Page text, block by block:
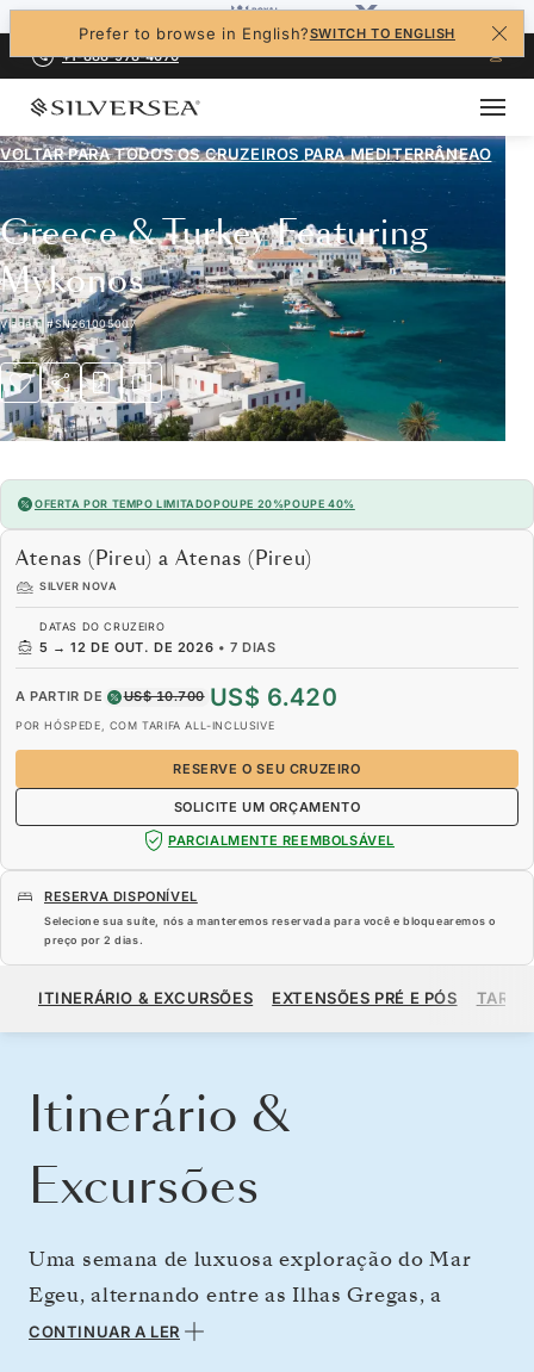
Prefer to browse in English?SWITCH TO ENGLISH
+1-888-978-4070
VOLTAR PARA TODOS OS CRUZEIROS PARAMEDITERRÂNEAO
Greece & Turkey Featuring
Mykonos
Viagem #SN261005007
OFERTA POR TEMPO LIMITADOPOUPE 20%POUPE 40%
Atenas (Pireu) a Atenas (Pireu)
SILVER NOVA
DATAS DO CRUZEIRO
5 → 12 DE OUT. DE 2026 •7 DIAS
A PARTIR DE US$ 10.700 US$ 6.420
POR HÓSPEDE, COM TARIFA ALL-INCLUSIVE
RESERVE O SEU CRUZEIRO
SOLICITE UM ORÇAMENTO
PARCIALMENTE REEMBOLSÁVEL
RESERVA DISPONÍVEL
Selecione sua suíte, nós a manteremos reservada para você e bloquearemos o
preço por 2 dias.
A PARTIR DE US$ 6.420
ITINERÁRIO & EXCURSÕES EXTENSÕES PRÉ E PÓS
Itinerário &
Excursões
Uma semana de luxuosa exploração do Mar
Egeu, alternando entre as Ilhas Gregas, a
influência otomana e zonas costeiras
CONTINUAR A LER